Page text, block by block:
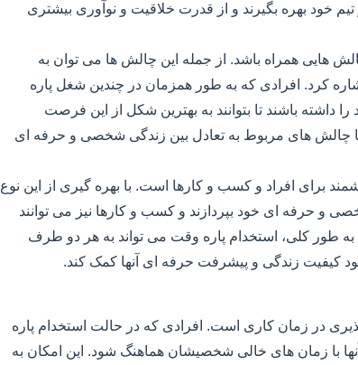
خود بهره بگیرند و از قدرت خلاقیت و نوآوری بیشتری
هایی همراه باشد. از جمله این چالش ها می توان به
کرد. افرادی که به طور همزمان در چندین شغل پاره
داشته باشند تا بتوانند به بهترین شکل از این فرصت
با چالش های مربوط به تعادل بین زندگی شخصی و حرفه ای
برای افراد و کسب و کارها است. با بهره گیری از این نوع
و حرفه ای خود بپردازند و کسب و کارها نیز می توانند
به طور کلی، استخدام پاره وقت می تواند به هر دو طرف
کیفیت زندگی و پیشرفت حرفه ای آنها کمک کند.
در زمان کاری است. افرادی که در حالت استخدام پاره
با زمان های خالی شخصیشان هماهنگ شود. این امکان به